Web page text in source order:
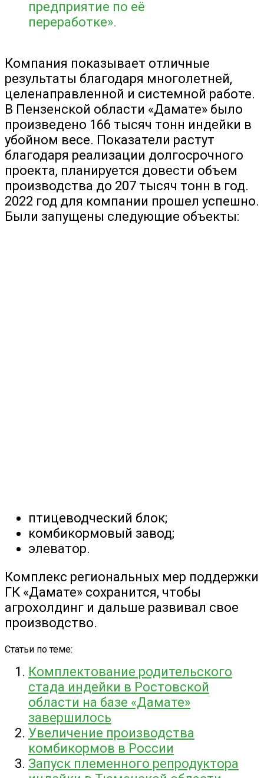
предприятие по её
переработке».
Компания показывает отличные
результаты благодаря многолетней,
целенаправленной и системной работе.
В Пензенской области «Дамате» было
произведено 166 тысяч тонн индейки в
убойном весе. Показатели растут
благодаря реализации долгосрочного
проекта, планируется довести объем
производства до 207 тысяч тонн в год.
2022 год для компании прошел успешно.
Были запущены следующие объекты:
птицеводческий блок;
комбикормовый завод;
элеватор.
Комплекс региональных мер поддержки
ГК «Дамате» сохранится, чтобы
агрохолдинг и дальше развивал свое
производство.
Статьи по теме:
Комплектование родительского
стада индейки в Ростовской
области на базе «Дамате»
завершилось
Увеличение производства
комбикормов в России
Запуск племенного репродуктора